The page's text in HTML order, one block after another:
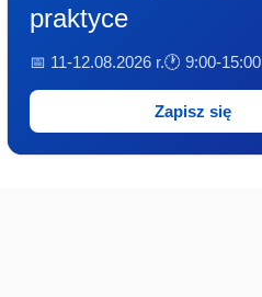
praktyce
📅 11-12.08.2026 r.🕐 9:00-15:00
Zapisz się